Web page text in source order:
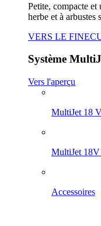
Petite, compacte
herbe et à
VERS LE
Système
Vers l'aperçu
MultiJet 18
MultiJet 18V
Accessoires